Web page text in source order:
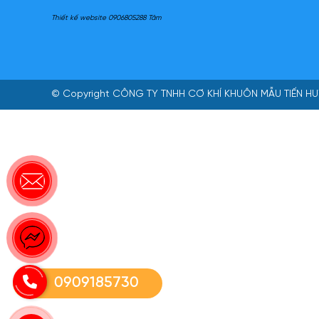
Thiết kế website 0906805288 Tâm
© Copyright CÔNG TY TNHH CƠ KHÍ KHUÔN MẪU TIẾN
0909185730